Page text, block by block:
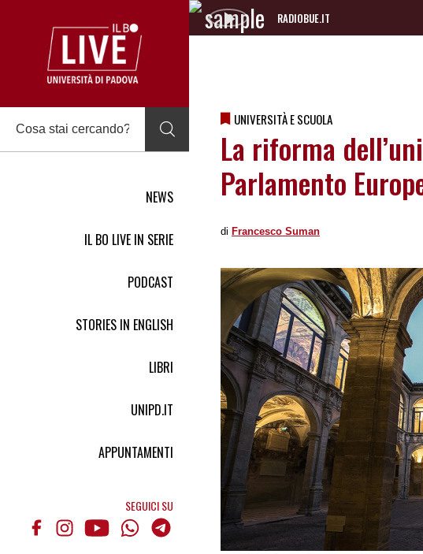
NEWS
IL BO LIVE IN SERIE
PODCAST
STORIES IN ENGLISH
LIBRI
UNIPD.IT
APPUNTAMENTI
SEGUICI SU
RADIOBUE.IT
Audio
UNIVERSITÀ E SCUOLA
La riforma
Parlamento
di Francesco Suman